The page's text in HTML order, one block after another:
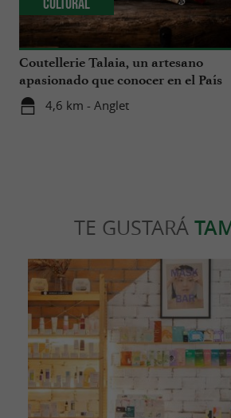
Coutellerie Talaia, un artesano
apasionado que conocer en el País
Vasco
4,6 km - Anglet
Cultural
TE GUSTARÁ